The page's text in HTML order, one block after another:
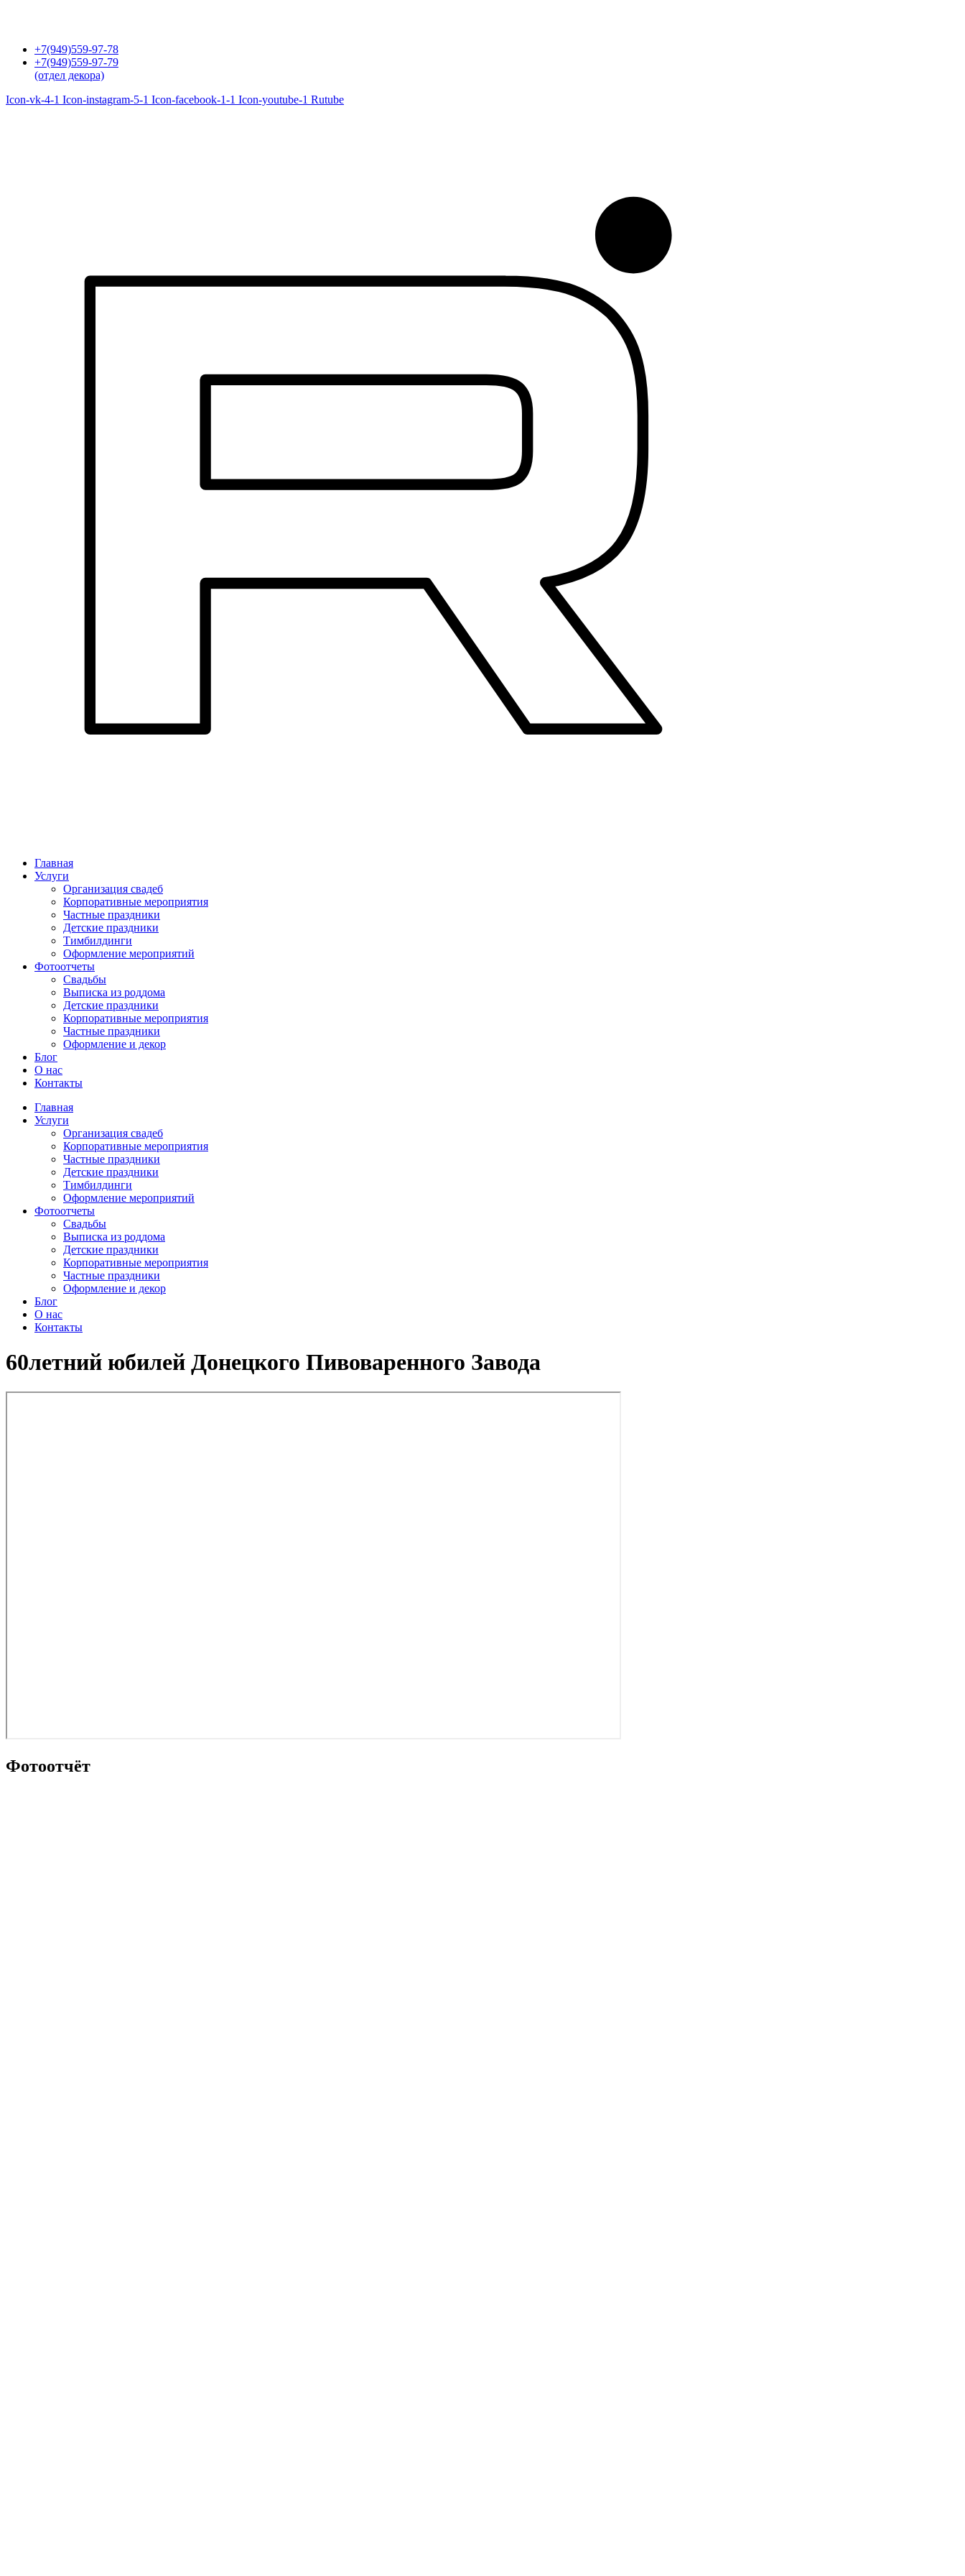
+7(949)559-97-78
+7(949)559-97-79
(отдел декора)
Icon-vk-4-1 Icon-instagram-5-1 Icon-facebook-1-1 Icon-youtube-1 Rutube
Главная
Услуги
Организация свадеб
Корпоративные мероприятия
Частные праздники
Детские праздники
Тимбилдинги
Оформление мероприятий
Фотоотчеты
Cвадьбы
Выписка из роддома
Детские праздники
Корпоративные мероприятия
Частные праздники
Оформление и декор
Блог
О нас
Контакты
Главная
Услуги
Организация свадеб
Корпоративные мероприятия
Частные праздники
Детские праздники
Тимбилдинги
Оформление мероприятий
Фотоотчеты
Cвадьбы
Выписка из роддома
Детские праздники
Корпоративные мероприятия
Частные праздники
Оформление и декор
Блог
О нас
Контакты
60летний юбилей Донецкого Пивоваренного Завода
Фотоотчёт